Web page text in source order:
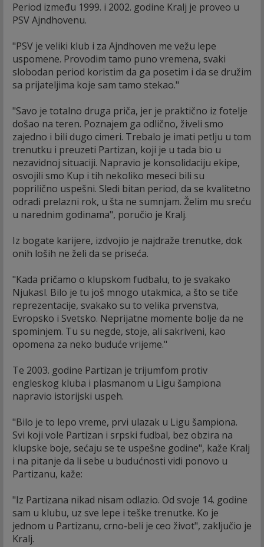
Period između 1999. i 2002. godine Kralj je proveo u
PSV Ajndhovenu.
"PSV je veliki klub i za Ajndhoven me vežu lepe
uspomene. Provodim tamo puno vremena, svaki
slobodan period koristim da ga posetim i da se družim
sa prijateljima koje sam tamo stekao."
"Savo je totalno druga priča, jer je praktično iz fotelje
došao na teren. Poznajem ga odlično, živeli smo
zajedno i bili dugo cimeri. Trebalo je imati petlju u tom
trenutku i preuzeti Partizan, koji je u tada bio u
nezavidnoj situaciji. Napravio je konsolidaciju ekipe,
osvojili smo Kup i tih nekoliko meseci bili su
poprilično uspešni. Sledi bitan period, da se kvalitetno
odradi prelazni rok, u šta ne sumnjam. Želim mu sreću
u narednim godinama", poručio je Kralj.
Iz bogate karijere, izdvojio je najdraže trenutke, dok
onih loših ne želi da se priseća.
"Kada pričamo o klupskom fudbalu, to je svakako
Njukasl. Bilo je tu još mnogo utakmica, a što se tiče
reprezentacije, svakako su to velika prvenstva,
Evropsko i Svetsko. Neprijatne momente bolje da ne
spominjem. Tu su negde, stoje, ali sakriveni, kao
opomena za neko buduće vrijeme."
Te 2003. godine Partizan je trijumfom protiv
engleskog kluba i plasmanom u Ligu šampiona
napravio istorijski uspeh.
"Bilo je to lepo vreme, prvi ulazak u Ligu šampiona.
Svi koji vole Partizan i srpski fudbal, bez obzira na
klupske boje, sećaju se te uspešne godine", kaže Kralj
i na pitanje da li sebe u budućnosti vidi ponovo u
Partizanu, kaže:
"Iz Partizana nikad nisam odlazio. Od svoje 14. godine
sam u klubu, uz sve lepe i teške trenutke. Ko je
jednom u Partizanu, crno-beli je ceo život", zaključio je
Kralj.